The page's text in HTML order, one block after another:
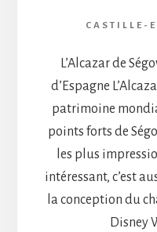
CASTILLE-
L’Alcazar de
d’Espagne
patrimoine
points forts de
les plus
intéressant, c’est
la conception du
Disney